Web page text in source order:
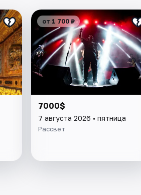
от 1 700 ₽
7000$
7 августа 2026 • пятница
Рассвет